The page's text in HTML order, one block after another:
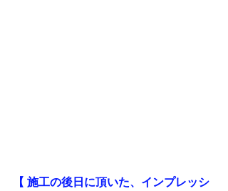
【 施工の後日に頂いた、インプレッシ